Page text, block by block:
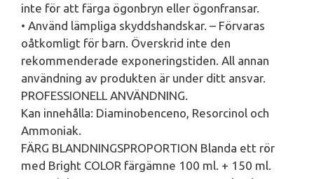
inte för att färga ögonbryn eller ögonfransar.
• Använd lämpliga skyddshandskar. – Förvaras
oåtkomligt för barn. Överskrid inte den
rekommenderade exponeringstiden. All annan
användning av produkten är under ditt ansvar.
PROFESSIONELL ANVÄNDNING.
Kan innehålla: Diaminobenceno, Resorcinol och
Ammoniak.
FÄRG BLANDNINGSPROPORTION Blanda ett rör
med Bright COLOR färgämne 100 ml. + 150 ml.